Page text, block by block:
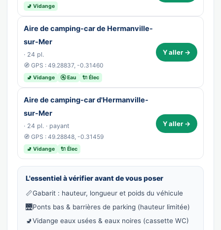
🚽 Vidange
Aire de camping-car de Hermanville-
sur-Mer
· 24 pl.
🧭 GPS : 49.28837, -0.31460
🚽 Vidange 🚰 Eau 🔌 Élec
Y aller →
Aire de camping-car d'Hermanville-
sur-Mer
· 24 pl. · payant
🧭 GPS : 49.28848, -0.31459
🚽 Vidange 🔌 Élec
Y aller →
L'essentiel à vérifier avant de vous poser
📏Gabarit : hauteur, longueur et poids du véhicule
🌉Ponts bas & barrières de parking (hauteur limitée)
🚽Vidange eaux usées & eaux noires (cassette WC)